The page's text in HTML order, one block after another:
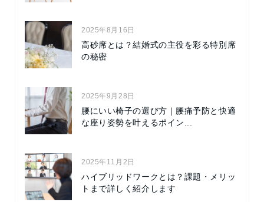
2025年8月16日
高砂席とは？結婚式の主役を彩る特別席
の秘密
2025年9月28日
腰にいい椅子の選び方｜腰痛予防と快適
な座り姿勢を叶えるポイン...
2025年11月2日
ハイブリッドワークとは？課題・メリッ
トまで詳しく紹介します